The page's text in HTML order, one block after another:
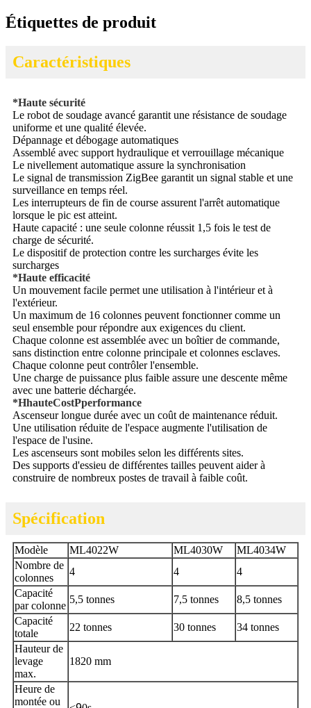
Étiquettes de produit
Caractéristiques
*Haute sécurité
Le robot de soudage avancé garantit une résistance de soudage
uniforme et une qualité élevée.
Dépannage et débogage automatiques
Assemblé avec support hydraulique et verrouillage mécanique
Le nivellement automatique assure la synchronisation
Le signal de transmission ZigBee garantit un signal stable et une
surveillance en temps réel.
Les interrupteurs de fin de course assurent l'arrêt automatique
lorsque le pic est atteint.
Haute capacité : une seule colonne réussit 1,5 fois le test de
charge de sécurité.
Le dispositif de protection contre les surcharges évite les
surcharges
*Haute efficacité
Un mouvement facile permet une utilisation à l'intérieur et à
l'extérieur.
Un maximum de 16 colonnes peuvent fonctionner comme un
seul ensemble pour répondre aux exigences du client.
Chaque colonne est assemblée avec un boîtier de commande,
sans distinction entre colonne principale et colonnes esclaves.
Chaque colonne peut contrôler l'ensemble.
Une charge de puissance plus faible assure une descente même
avec une batterie déchargée.
*HhauteCostPperformance
Ascenseur longue durée avec un coût de maintenance réduit.
Une utilisation réduite de l'espace augmente l'utilisation de
l'espace de l'usine.
Les ascenseurs sont mobiles selon les différents sites.
Des supports d'essieu de différentes tailles peuvent aider à
construire de nombreux postes de travail à faible coût.
Spécification
Modèle ML4022W ML4030W
ML4034W
Nombre de
colonnes
4 4
4
Capacité
par colonne
5,5 tonnes 7,5 tonnes
8,5 tonnes
Capacité
totale
22 tonnes 30 tonnes
34 tonnes
Hauteur de
levage
max.
1820 mm
Heure de
montée ou